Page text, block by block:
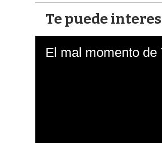
Te puede